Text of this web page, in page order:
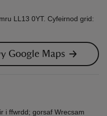
LL13 0YT. Cyfeirnod grid:
Google Maps
i ffwrdd; gorsaf Wrecsam